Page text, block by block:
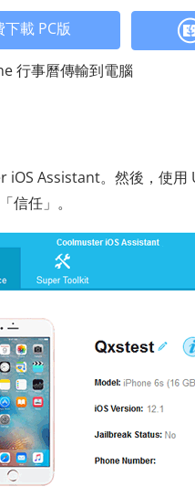
下載 PC版
行事曆傳輸到電腦
Assistant。然後，使
信任」。